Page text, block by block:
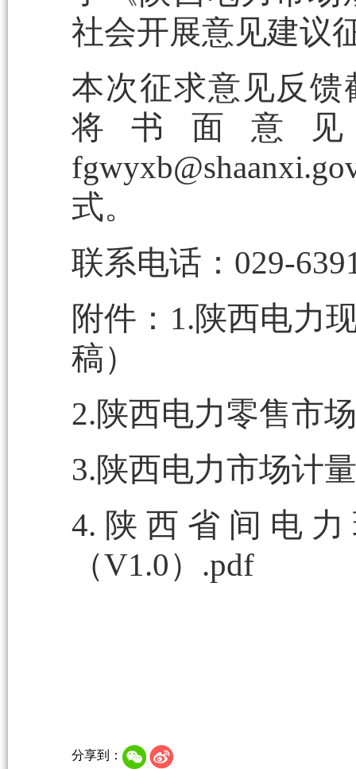
社会开展意见建议
本次征求意见反馈
将书面意
式。
联系电话：029-
附件：1.陕西电力
稿）
2.陕西电力零售市
3.陕西电力市场计
4.陕西省间电
（V1.0）.pdf
分享到：